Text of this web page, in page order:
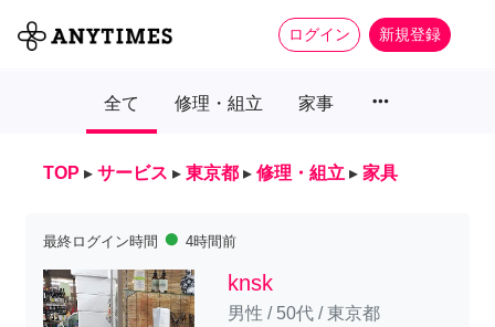
ログイン 新規登録
全て 修理・組立 家事 more_horiz
TOP ▸ サービス ▸ 東京都 ▸ 修理・組立 ▸ 家具
最終ログイン時間 fiber_manual_record 4時間前
knsk
男性 / 50代/東京都